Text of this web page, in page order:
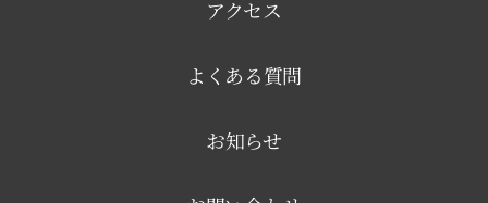
アクセス
よくある質問
お知らせ